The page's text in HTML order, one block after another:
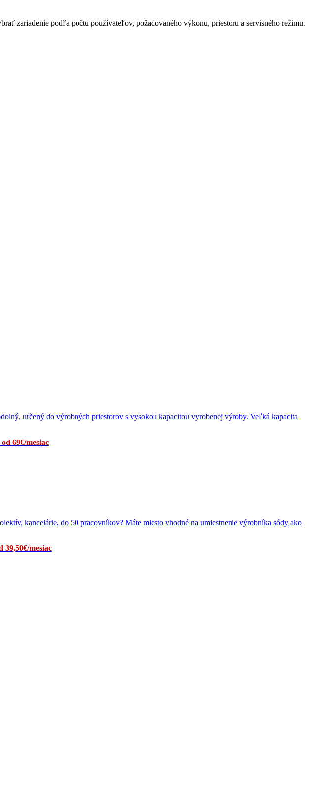
zariadenie podľa počtu používateľov, požadovaného výkonu, priestoru a servisného režimu.
určený do výrobných priestorov s vysokou kapacitou vyrobenej výroby. Veľká kapacita
69€/mesiac
kancelárie, do 50 pracovníkov? Máte miesto vhodné na umiestnenie výrobníka sódy ako
39,50€/mesiac